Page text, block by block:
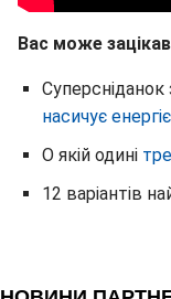
Вас може
насичує
О якій одині
12 варіантів